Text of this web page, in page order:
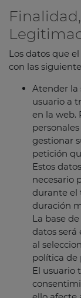
Los datos que
con las
Atender la
usuario a
en la web.
gestionar
petición
Estos
necesario
durante el
duración
La base
datos
al
política de
El usuario